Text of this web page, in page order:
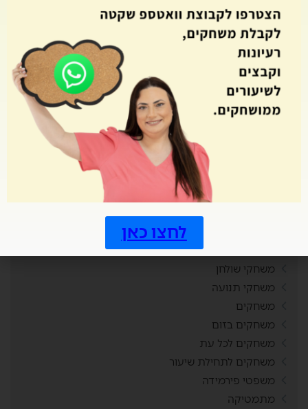
מחולל קלפים
מחולל רביעיות
מחוללי משחקים
מטרות
מיומנויות המאה ה21
מלך הטריוויה
מסביב ללוח השנה
משחקי שולחן
משחקי תנועה
משחקים
משחקים בזום
משחקים לכל עת
משחקים לתחילת שיעור
משפטי פירמידה
מתמטיקה
לחצו כאן